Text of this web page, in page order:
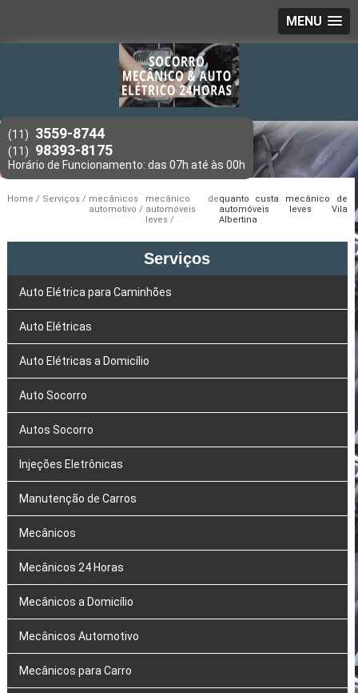
MENU
(11) 3559-8744
(11) 98393-8175
Home Serviços
mecânicos
automotivo
mecânico de
automóveis
leves
quanto custa mecânico de
automóveis leves Vila
Albertina
Serviços
Auto Elétrica para Caminhões
Auto Elétricas
Auto Elétricas a Domicílio
Auto Socorro
Autos Socorro
Injeções Eletrônicas
Manutenção de Carros
Mecânicos
Mecânicos 24 Horas
Mecânicos a Domicílio
Mecânicos Automotivo
Mecânicos para Carro